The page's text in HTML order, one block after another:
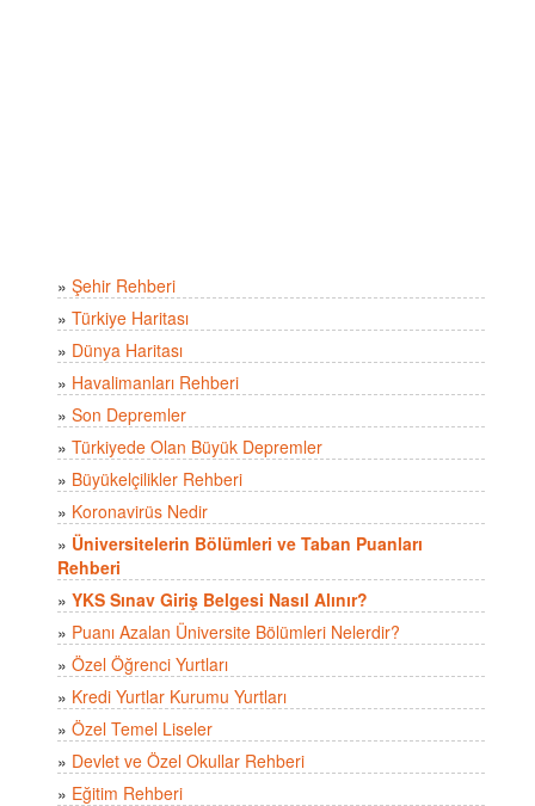
» Şehir Rehberi
» Türkiye Haritası
» Dünya Haritası
» Havalimanları Rehberi
» Son Depremler
» Türkiyede Olan Büyük Depremler
» Büyükelçilikler Rehberi
» Koronavirüs Nedir
» Üniversitelerin Bölümleri ve Taban Puanları
Rehberi
» YKS Sınav Giriş Belgesi Nasıl Alınır?
» Puanı Azalan Üniversite Bölümleri Nelerdir?
» Özel Öğrenci Yurtları
» Kredi Yurtlar Kurumu Yurtları
» Özel Temel Liseler
» Devlet ve Özel Okullar Rehberi
» Eğitim Rehberi